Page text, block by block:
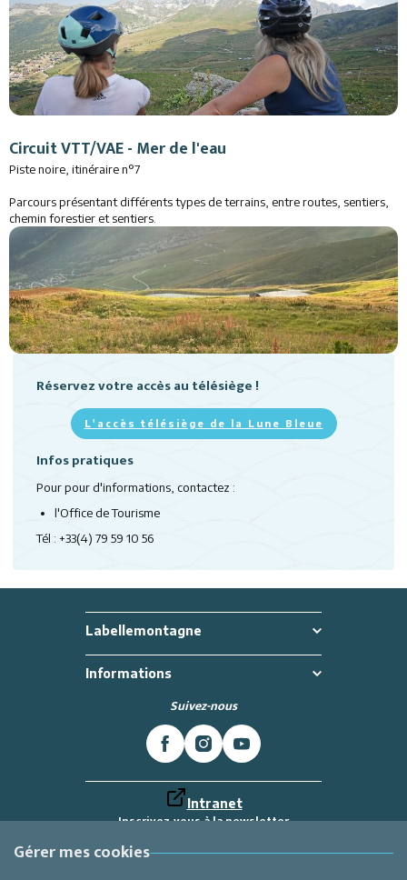
Circuit VTT/VAE - Mer de l'eau
Piste noire, itinéraire n°7
Parcours présentant différents types de terrains, entre routes, sentiers,
chemin forestier et sentiers.
Réservez votre accès au télésiège !
L'accès télésiège de la Lune Bleue
Infos pratiques
Pour pour d'informations, contactez :
l'Office de Tourisme
Tél : +33(4) 79 59 10 56
Labellemontagne
Informations
Suivez-nous
Intranet
Inscrivez-vous à la newsletter
Labellemontagne
Gérer mes cookies